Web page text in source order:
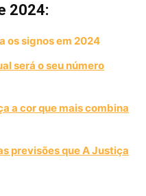
2024:
os signos em 2024
será o seu número
a cor que mais combina
previsões que A Justiça